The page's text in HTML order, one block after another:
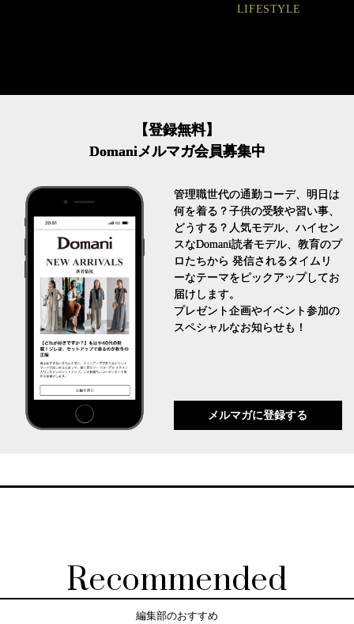
FASHION
【登録無料】
Domaniメルマガ会員募集中
管理職世代の通勤コーデ、明日は
何を着る？子供の受験や習い事、
どうする？人気モデル、ハイセン
スなDomani読者モデル、教育のプ
ロたちから 発信されるタイムリ
ーなテーマをピックアップしてお
届けします。
プレゼント企画やイベント参加の
スペシャルなお知らせも！
メルマガに登録する
Recommended
編集部のおすすめ